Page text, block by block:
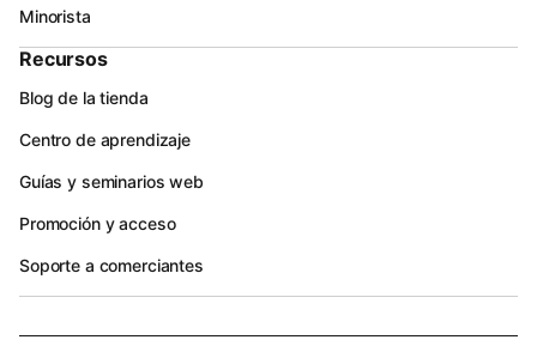
Minorista
Recursos
Blog de la tienda
Centro de aprendizaje
Guías y seminarios web
Promoción y acceso
Soporte a comerciantes